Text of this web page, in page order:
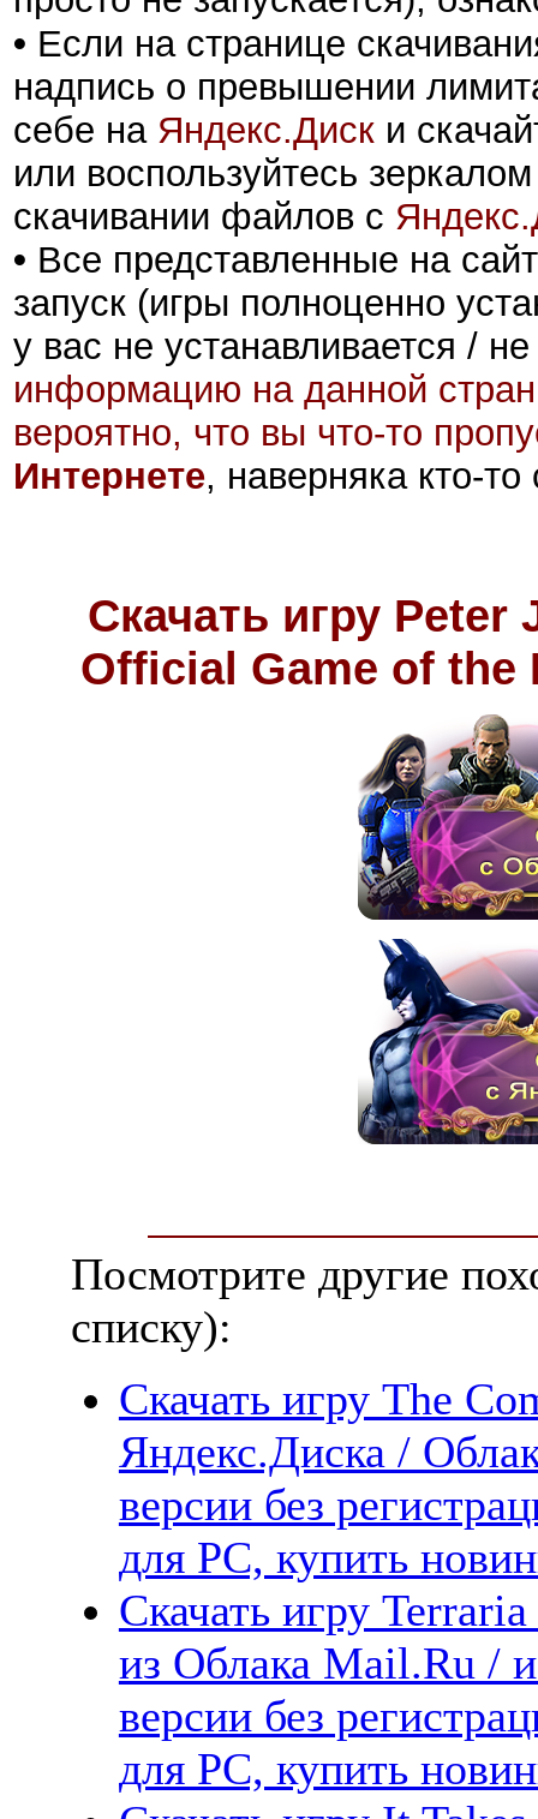
• Если на странице
надпись о превышении
себе на Яндекс.Диск и
или воспользуйтесь
скачивании файлов с
• Все представленные на
запуск (игры полноценно
у вас не устанавливается /
информацию на данной
вероятно, что вы что-то
Интернете, наверняка кто-
Скачать игру
Official Game of
Посмотрите другие
списку):
Скачать игру The
Яндекс.Диска /
версии без
для PC, купить
Скачать игру
из Облака Mail.Ru /
версии без
для PC, купить